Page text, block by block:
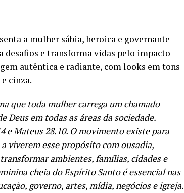
a mulher sábia, heroica e governante —
desafios e transforma vidas pelo impacto
autêntica e radiante, com looks em tons
cinza.
que toda mulher carrega um chamado
Deus em todas as áreas da sociedade.
e Mateus 28.10. O movimento existe para
viverem esse propósito com ousadia,
ambientes, famílias, cidades e
cheia do Espírito Santo é essencial nas
governo, artes, mídia, negócios e igreja.